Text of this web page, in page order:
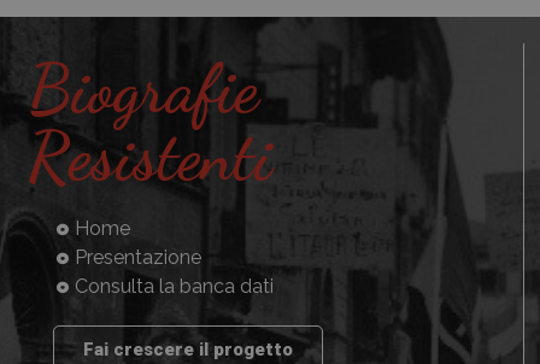
Biografie
Resistenti
Home
Presentazione
Consulta la banca dati
Fai crescere il progetto